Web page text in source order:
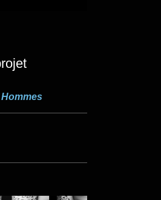
Hommes